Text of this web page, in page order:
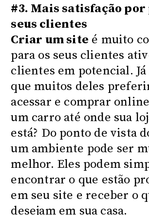
#3. Mais satisfação
seus clientes
Criar um site é muito
para os seus clientes
clientes em potencial. Já
que muitos deles
acessar e comprar
um carro até onde sua
está? Do ponto de vista
um ambiente pode ser
melhor. Eles podem
encontrar o que estão
em seu site e receber o
desejam em sua casa.